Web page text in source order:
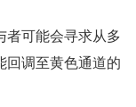
者可能会寻求从多
回调至黄色通道的